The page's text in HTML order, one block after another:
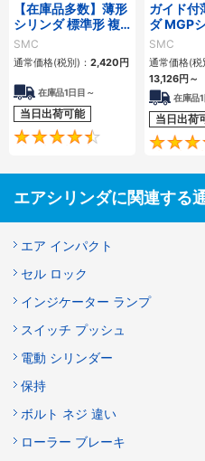
【在庫品多数】薄形
シリンダ 標準形 複
動・片ロッド CQ2
シリーズ
SMC
通常価格(税別)： 2,420 円
在庫品1日目～
当日出荷可能
ガイド付
ダ MGP
SMC
通常価格(税
13,126円 ～
在庫品
当日出荷
エアシリンダに関連する
エア インパクト
セル ロック
インジケーター ランプ
スイッチ プッシュ
電動 シリンダー
保持
ボルト ネジ 違い
ローラー ブレーキ